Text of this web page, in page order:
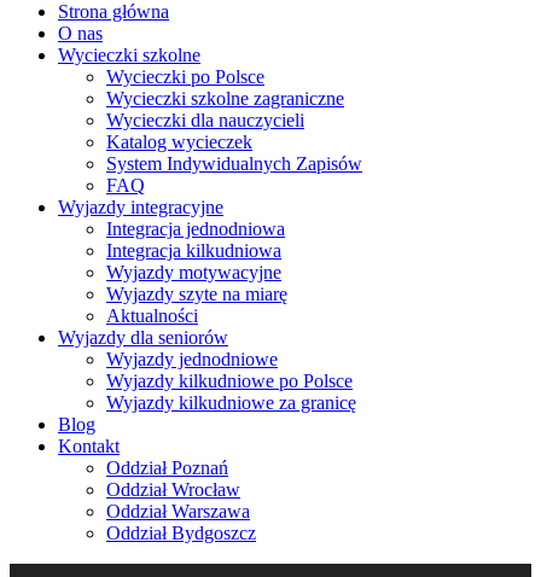
Strona główna
O nas
Wycieczki szkolne
Wycieczki po Polsce
Wycieczki szkolne zagraniczne
Wycieczki dla nauczycieli
Katalog wycieczek
System Indywidualnych Zapisów
FAQ
Wyjazdy integracyjne
Integracja jednodniowa
Integracja kilkudniowa
Wyjazdy motywacyjne
Wyjazdy szyte na miarę
Aktualności
Wyjazdy dla seniorów
Wyjazdy jednodniowe
Wyjazdy kilkudniowe po Polsce
Wyjazdy kilkudniowe za granicę
Blog
Kontakt
Oddział Poznań
Oddział Wrocław
Oddział Warszawa
Oddział Bydgoszcz